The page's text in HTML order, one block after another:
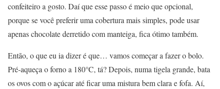
confeiteiro a gosto. Daí que esse passo é meio que opcional,
porque se você preferir uma cobertura mais simples, pode usar
apenas chocolate derretido com manteiga, fica ótimo também.
Então, o que eu ia dizer é que… vamos começar a fazer o bolo.
Pré-aqueça o forno a 180°C, tá? Depois, numa tigela grande, bata
os ovos com o açúcar até ficar uma mistura bem clara e fofa. Aí,